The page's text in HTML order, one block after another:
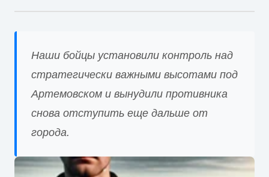
Наши бойцы установили контроль над
стратегически важными высотами под
Артемовском и вынудили противника
снова отступить еще дальше от
города.